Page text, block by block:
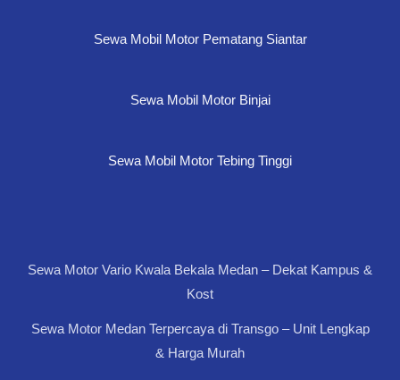
Sewa Mobil Motor Pematang Siantar
Sewa Mobil Motor Binjai
Sewa Mobil Motor Tebing Tinggi
Sewa Motor Vario Kwala Bekala Medan – Dekat Kampus &
Kost
Sewa Motor Medan Terpercaya di Transgo – Unit Lengkap
& Harga Murah